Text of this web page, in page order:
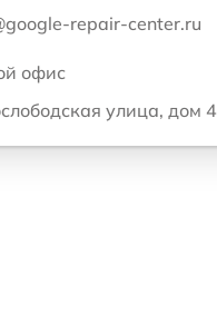
repair-center.ru
офис
улица, дом 4